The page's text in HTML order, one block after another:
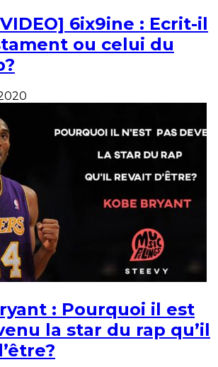
6ix9ine : Ecrit-il
ou celui du
: Pourquoi il est
la star du rap qu’il